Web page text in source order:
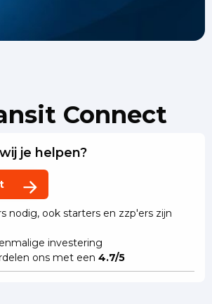
Connect
je helpen?
nodig, ook starters en zzp'ers zijn
investering
ons met een 4.7/5